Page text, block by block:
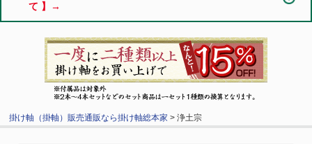
て 】→
掛け軸（掛軸）販売通販なら掛け軸総本家 > 浄土宗